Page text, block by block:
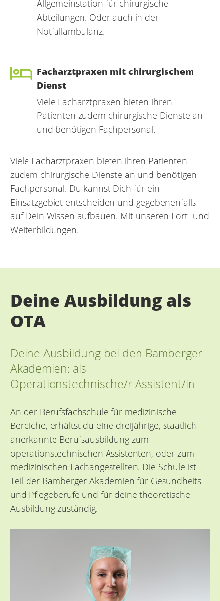
Allgemeinstation für chirurgische
Abteilungen. Oder auch in der
Notfallambulanz.
Facharztpraxen mit chirurgischem
Dienst
Viele Facharztpraxen bieten ihren
Patienten zudem chirurgische Dienste an
und benötigen Fachpersonal.
Viele Facharztpraxen bieten ihren Patienten
zudem chirurgische Dienste an und benötigen
Fachpersonal. Du kannst Dich für ein
Einsatzgebiet entscheiden und gegebenenfalls
auf Dein Wissen aufbauen. Mit unseren Fort- und
Weiterbildungen.
Deine Ausbildung als
OTA
Deine Ausbildung bei den Bamberger
Akademien: als
Operationstechnische/r Assistent/in
An der Berufsfachschule für medizinische
Bereiche, erhältst du eine dreijährige, staatlich
anerkannte Berufsausbildung zum
operationstechnischen Assistenten, oder zum
medizinischen Fachangestellten. Die Schule ist
Teil der Bamberger Akademien für Gesundheits-
und Pflegeberufe und für deine theoretische
Ausbildung zuständig.